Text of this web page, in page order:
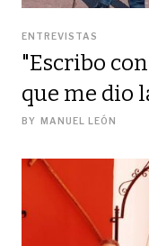
ENTREVISTAS
"Escribo
que me dio
BY MANUEL LEÓN